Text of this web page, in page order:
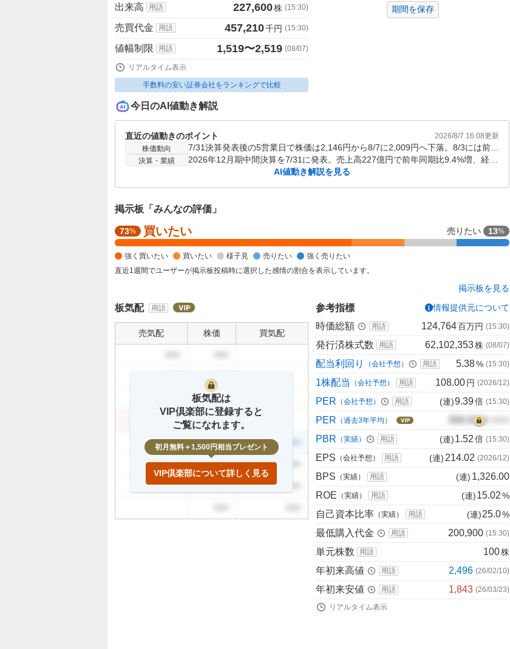
出来高 用語 227,600株 (15:30)
売買代金 用語 457,210千円 (15:30)
値幅制限 用語 1,519〜2,519 (08/07)
リアルタイム表示
手数料の安い証券会社をランキングで比較
期間を保存
今日のAI値動き解説
直近の値動きのポイント 2026/8/7 16:08更新
株価動向
決算・業績
AI値動き解説を見る
掲示板「みんなの評価」
強
く
買
い
6
0
73% 買いたい 売りたい 13%
強く買いたい 買いたい 様子見 売りたい
強く売りたい
直近1週間でユーザーが掲示板投稿時に選択した感情の割合を表示しています。
掲示板を見る
板気配 用語
売気配 株価 買気配
999
999 999
999
999
999
板気配は
VIP倶楽部に登録すると
ご覧になれます。
初月無料＋1,500円相当プレゼント
VIP倶楽部について詳しく見る
参考指標 情報提供元について
時価総額 用語 124,764百万円 (15:30)
発行済株式数 用語 62,102,353株 (08/07)
配当利回り （会社予想） 用語 5.38% (15:30)
1株配当 （会社予想） 用語 108.00円 (2026/12)
PER （会社予想） 用語 (連)9.39倍 (15:30)
PER （過去3年平均） 000.00倍
PBR （実績） 用語 (連)1.52倍 (15:30)
EPS （会社予想） 用語 (連) 214.02 (2026/12)
BPS （実績） 用語 (連) 1,326.00
ROE （実績） 用語 (連)15.02%
自己資本比率 （実績） 用語 (連)25.0%
最低購入代金 用語 200,900 (15:30)
単元株数 用語 100株
年初来高値 用語 2,496 (26/02/10)
年初来安値 用語 1,843 (26/03/23)
リアルタイム表示